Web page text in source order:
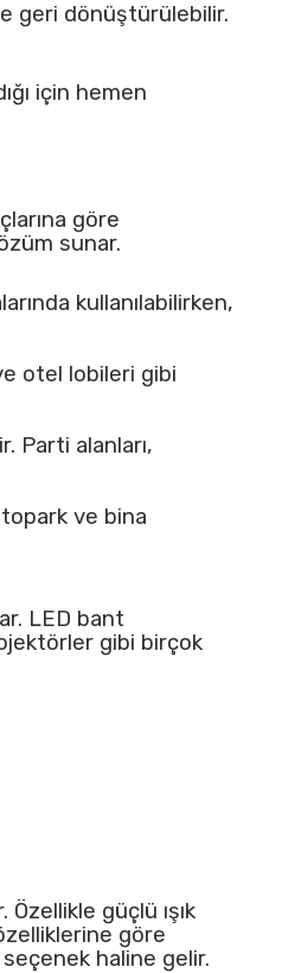
geri dönüştürülebilir.
için hemen
göre
sunar.
kullanılabilirken,
otel lobileri gibi
Parti alanları,
ve bina
LED bant
gibi birçok
güçlü ışık
göre
haline gelir.